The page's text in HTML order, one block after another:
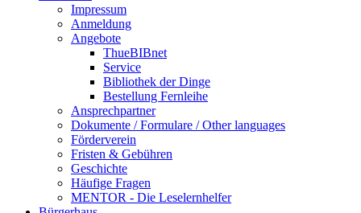
Impressum
Anmeldung
Angebote
ThueBIBnet
Service
Bibliothek der Dinge
Bestellung Fernleihe
Ansprechpartner
Dokumente / Formulare / Other languages
Förderverein
Fristen & Gebühren
Geschichte
Häufige Fragen
MENTOR - Die Leselernhelfer